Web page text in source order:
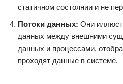
статичном состоянии и не
Потоки данных: Они
данных между внешними
данных и процессами,
проходят данные в системе.